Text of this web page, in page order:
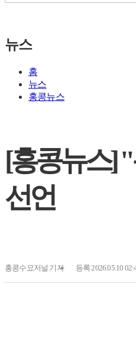
뉴스
홈
뉴스
홍콩뉴스
[홍콩뉴스]
선언
홍콩수요저널 기자 등록 2026.05.10